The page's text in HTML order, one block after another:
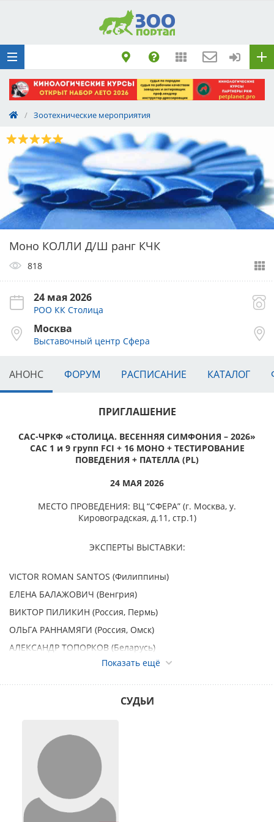
/ Зоотехнические мероприятия
Моно КОЛЛИ Д/Ш ранг КЧК
818
24 мая 2026
РОО КК Столица
Москва
Выставочный центр Сфера
АНОНС ФОРУМ РАСПИСАНИЕ КАТАЛОГ
ПРИГЛАШЕНИЕ
САС-ЧРКФ «СТОЛИЦА. ВЕСЕННЯЯ СИМФОНИЯ – 2026»
САС 1 и 9 групп FCI + 16 МОНО + ТЕСТИРОВАНИЕ
ПОВЕДЕНИЯ + ПАТЕЛЛА (PL)
24 МАЯ 2026
МЕСТО ПРОВЕДЕНИЯ: ВЦ “СФЕРА” (г. Москва, у.
Кировоградская, д.11, стр.1)
ЭКСПЕРТЫ ВЫСТАВКИ:
VICTOR ROMAN SANTOS (Филиппины)
ЕЛЕНА БАЛАЖОВИЧ (Венгрия)
ВИКТОР ПИЛИКИН (Россия, Пермь)
ОЛЬГА РАННАМЯГИ (Россия, Омск)
АЛЕКСАНДР ТОПОРКОВ (Беларусь)
МОНОПОРОДНЫЕ ВЫСТАВКИ:
АВСТРАЛИЙСКАЯ ОВЧАРКА ранг КЧК – эксперт Елена
Пиликин (Россия)
БИШОН ФРИЗЕ ранг КЧК – эксперт VICTOR ROMAN SANTOS
(Филиппины)
БОРДЕР КОЛЛИ ранг КЧК – эксперт Елена Балажович
(Венгрия)
ВЕЛЬШ КОРГИ КАРДИГАН ранг КЧК – эксперт Елена
Показать ещё
СУДЬИ
метрики
Поездку
Обращение